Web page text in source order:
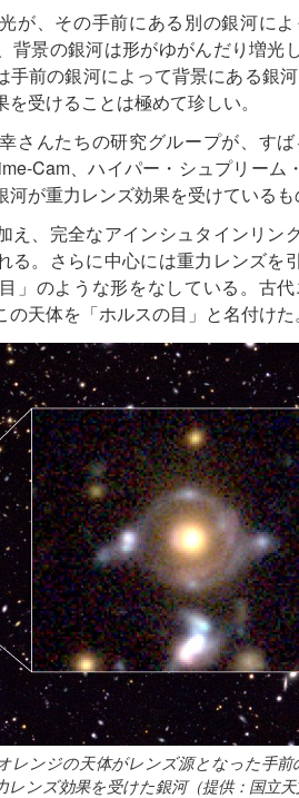
が、その手前にある別の銀河に
背景の銀河は形がゆがんだり増光
手前の銀河によって背景にある銀
受けることは極めて珍しい。
さんたちの研究グループが、す
Cam、ハイパー・シュプリー
が重力レンズ効果を受けているも
え、完全なアインシュタインリン
る。さらに中心には重力レンズを
」のような形をなしている。古
天体を「ホルスの目」と名付けた。
レンジの天体がレンズ源となった手
ンズ効果を受けた銀河（提供：国立天